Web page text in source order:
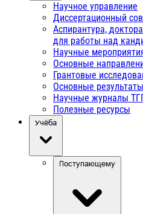
Научное управление
Диссертационный
Аспирантура,
для работы над
Научные
Основные
Грантовые
Основные
Научные журналы
Полезные ресурсы
Учёба
Поступающему